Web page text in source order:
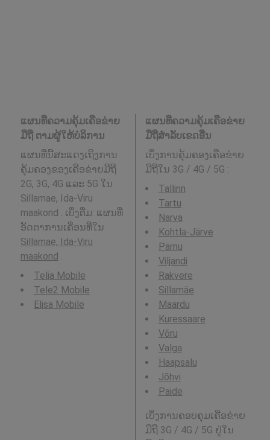
ແຜນທີ່ຄວາມຄຸ້ມເຄືອຂ່າຍ
ມືຖື ຕາມຜູ້ໃຫ້ບໍລິການ
ແຜນທີ່ນີ້ສະແດງເຖິງການ
ຄຸ້ມຄອງຂອງເຄືອຂ່າຍມືຖື
2G, 3G, 4G ແລະ 5G ໃນ
Sillamae, Ida-Viru
maakond . ເບິ່ງຕື່ມ: ແຜນທີ່
ອັດຕາການເຄື່ອນທີ່ໃນ
Sillamae, Ida-Viru
maakond .
Telia Mobile
Tele2 Mobile
Elisa Mobile
ແຜນທີ່ຄວາມຄຸ້ມເຄືອຂ່າຍ
ມືຖືສໍາລັບເຂດອື່ນ
ເບິ່ງການຄຸ້ມຄອງເຄືອຂ່າຍ
ມືຖືໃນ 3G / 4G / 5G :
Tallinn
Tartu
Narva
Kohtla-Järve
Pärnu
Viljandi
Rakvere
Sillamäe
Maardu
Kuressaare
Võru
Valga
Haapsalu
Jõhvi
Paide
ເບິ່ງການຄອບຄຸມເຄືອຂ່າຍ
ມືຖື 3G / 4G / 5G ຢູ່ໃນ